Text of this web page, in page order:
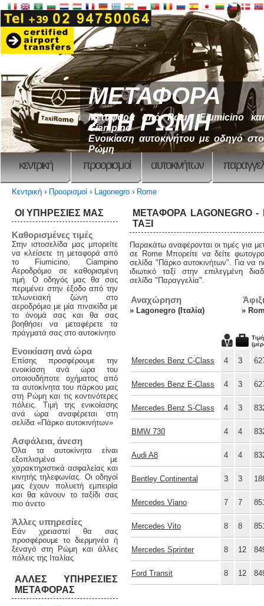
ΜΕΤΑΦΟΡΑ
ΣΤΗ ΡΩΜΗ
Μεταφορά από Ρώμη Fiumicino και
Ciampino
Ενοικίαση αυτοκινήτου με οδηγό στο
Ρώμη
κεντρική προορισμοί αυτοκινήτων
Κεντρική › Προορισμοί › Lagonegro › Rome
ΜΕΤΑΦΟΡΆ LAGONEGRO -
ΤΑΞΊ
Παρακάτω αναφέρονται οι τιμές για
σε Rome Μπορείτε να δείτε
σελίδα "Πάρκο αυτοκινήτων". Για να
ιδιωτικό ταξί στην επιλεγμένη
σελίδα "Παραγγελία".
Αναχώρηση
» Lagonegro (Ιταλία) »
Mercedes Benz C-Class 4 3
Mercedes Benz E-Class 4 3
Mercedes Benz S-Class 4 3
BMW 730 4 4
Audi A8 4 4
Bentley Continental 3 3
Mercedes Viano 7 7
Mercedes Vito 8 8
Mercedes Sprinter 8 12
Ford Transit 8 12
ΟΙ ΥΠΗΡΕΣΙΕΣ ΜΑΣ
Καθορισμένες τιμές
Στην ιστοσελίδα μας μπορείτε
να κλείσετε τη μεταφορά από
το Fiumicino, Ciampino
Αεροδρόμιο σε καθορισμένη
τιμή. Ο οδηγός μας θα σας
περιμένει στην έξοδο από την
τελωνειακή ζώνη στο
αεροδρόμιο με μία πινακίδα με
το όνομά σας και θα σας
βοηθήσει να μεταφέρετε τα
πράγματά σας στο αυτοκίνητο
Ενοικίαση ανά ώρα
Επίσης προσφέρουμε την
ενοικίαση ανά ώρα του
οποιουδήποτε οχήματος από
τα αυτοκίνητα του πάρκου μας
στη Ρώμη και τις κοντινότερες
πόλεις. Τιμή της ενικοίασης
ανά ώρα αναφέρεται στη
σελίδα «Πάρκο αυτοκινήτων»
Ασφάλεια, άνεση
Όλα τα αυτοκίνητα είναι
εξοπλισμένα με
χαρακτηριστικά ασφαλείας και
κινητής τηλεφωνίας. Οι οδηγοί
μας έχουν πολυετή εμπειρία
και θα κάνουν το ταξίδι σας
πιο άνετο
Άλλες υπηρεσίες
Εάν χρειαστεί θα σας
προσφέρουμε το διερμηνέα ή
ξεναγό στη Ρώμη και άλλες
πόλεις της Ιταλίας
ΆΛΛΕΣ ΥΠΗΡΕΣΊΕΣ
ΜΕΤΑΦΟΡΆΣ